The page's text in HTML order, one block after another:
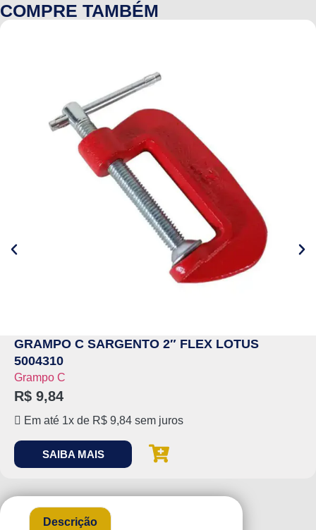
COMPRE TAMBÉM
GRAMPO C SARGENTO 2″ FLEX LOTUS
5004310
Grampo C
R$ 9,84
Em até 1x de R$ 9,84 sem juros
SAIBA MAIS
Descrição